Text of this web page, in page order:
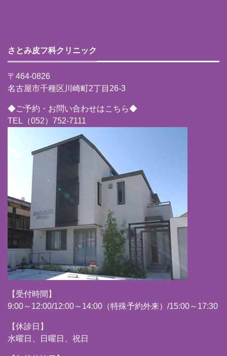
さとみ皮フ科クリニック
〒464-0826
名古屋市千種区川崎町2丁目26-3
◆ご予約・お問い合わせはこちら◆
TEL（052）752-7111
【受付時間】
9:00～12:00/12:00～14:00（特殊予約外来）/15:00～17:30
【休診日】
水曜日、日曜日、祝日